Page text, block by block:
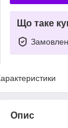
Що таке
Опис